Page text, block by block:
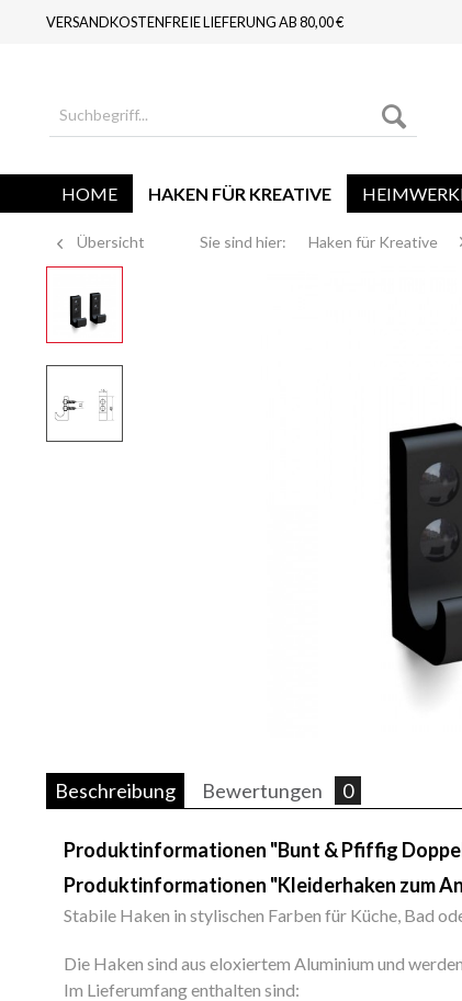
VERSANDKOSTENFREIE LIEFERUNG AB 80,00 €
HOME HAKEN FÜR KREATIVE
Übersicht Sie sind hier: Haken für Kreative
Beschreibung Bewertungen 0
Produktinformationen "Bunt & Pfiffig
Produktinformationen "Kleiderhaken zum
Stabile Haken in stylischen Farben für Küche, Bad
Die Haken sind aus eloxiertem Aluminium und
Im Lieferumfang enthalten sind: